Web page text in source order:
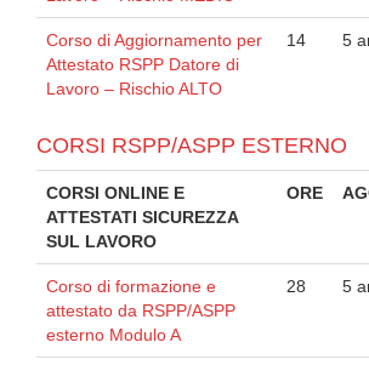
Corso di Aggiornamento per
Attestato RSPP Datore di
Lavoro – Rischio ALTO
14 5
CORSI RSPP/ASPP ESTERNO
CORSI ONLINE E
ATTESTATI SICUREZZA
SUL LAVORO
ORE
Corso di formazione e
attestato da RSPP/ASPP
esterno Modulo A
28 5